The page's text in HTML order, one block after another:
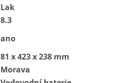
Lak
8.3
ano
81 x 423 x 238 mm
Morava